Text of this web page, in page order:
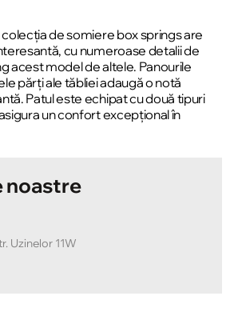
de somiere box springs are
cu numeroase detalii de
acest model de altele. Panourile
părți ale tăbliei adaugă o notă
Patul este echipat cu două tipuri
un confort excepțional în
noastre
Uzinelor 11W